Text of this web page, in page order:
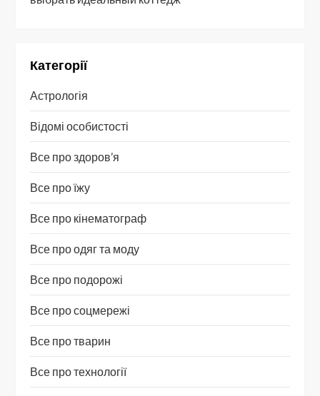
Категорії
Астрологія
Відомі особистості
Все про здоров’я
Все про їжу
Все про кінематограф
Все про одяг та моду
Все про подорожі
Все про соцмережі
Все про тварин
Все про технології